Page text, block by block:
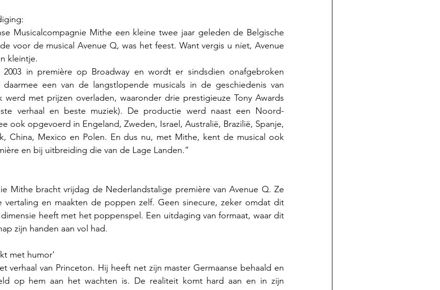
Musicalcompagnie Mithe een kleine twee jaar geleden de Belgische
voor de musical Avenue Q, was het feest. Want vergis u niet, Avenue
kleintje.
in première op Broadway en wordt er sindsdien onafgebroken
een van de langstlopende musicals in de geschiedenis van
werd met prijzen overladen, waaronder drie prestigieuze Tony Awards
verhaal en beste muziek). De productie werd naast een Noord-
ook opgevoerd in Engeland, Zweden, Israel, Australië, Brazilië, Spanje,
China, Mexico en Polen. En dus nu, met Mithe, kent de musical ook
en bij uitbreiding die van de Lage Landen.”
Mithe bracht vrijdag de Nederlandstalige première van Avenue Q. Ze
en maakten de poppen zelf. Geen sinecure, zeker omdat dit
heeft met het poppenspel. Een uitdaging van formaat, waar dit
zijn handen aan vol had.
met humor'
verhaal van Princeton. Hij heeft net zijn master Germaanse behaald en
op hem aan het wachten is. De realiteit komt hard aan en in zijn